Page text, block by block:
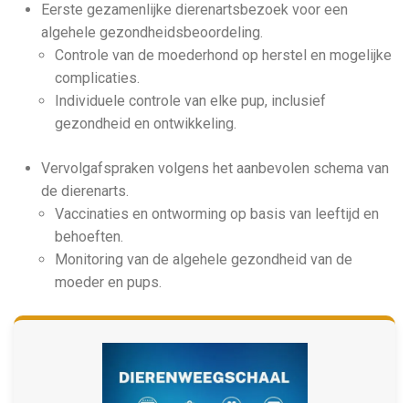
Eerste gezamenlijke dierenartsbezoek voor een
algehele gezondheidsbeoordeling.
Controle van de moederhond op herstel en mogelijke
complicaties.
Individuele controle van elke pup, inclusief
gezondheid en ontwikkeling.
Vervolgafspraken volgens het aanbevolen schema van
de dierenarts.
Vaccinaties en ontworming op basis van leeftijd en
behoeften.
Monitoring van de algehele gezondheid van de
moeder en pups.